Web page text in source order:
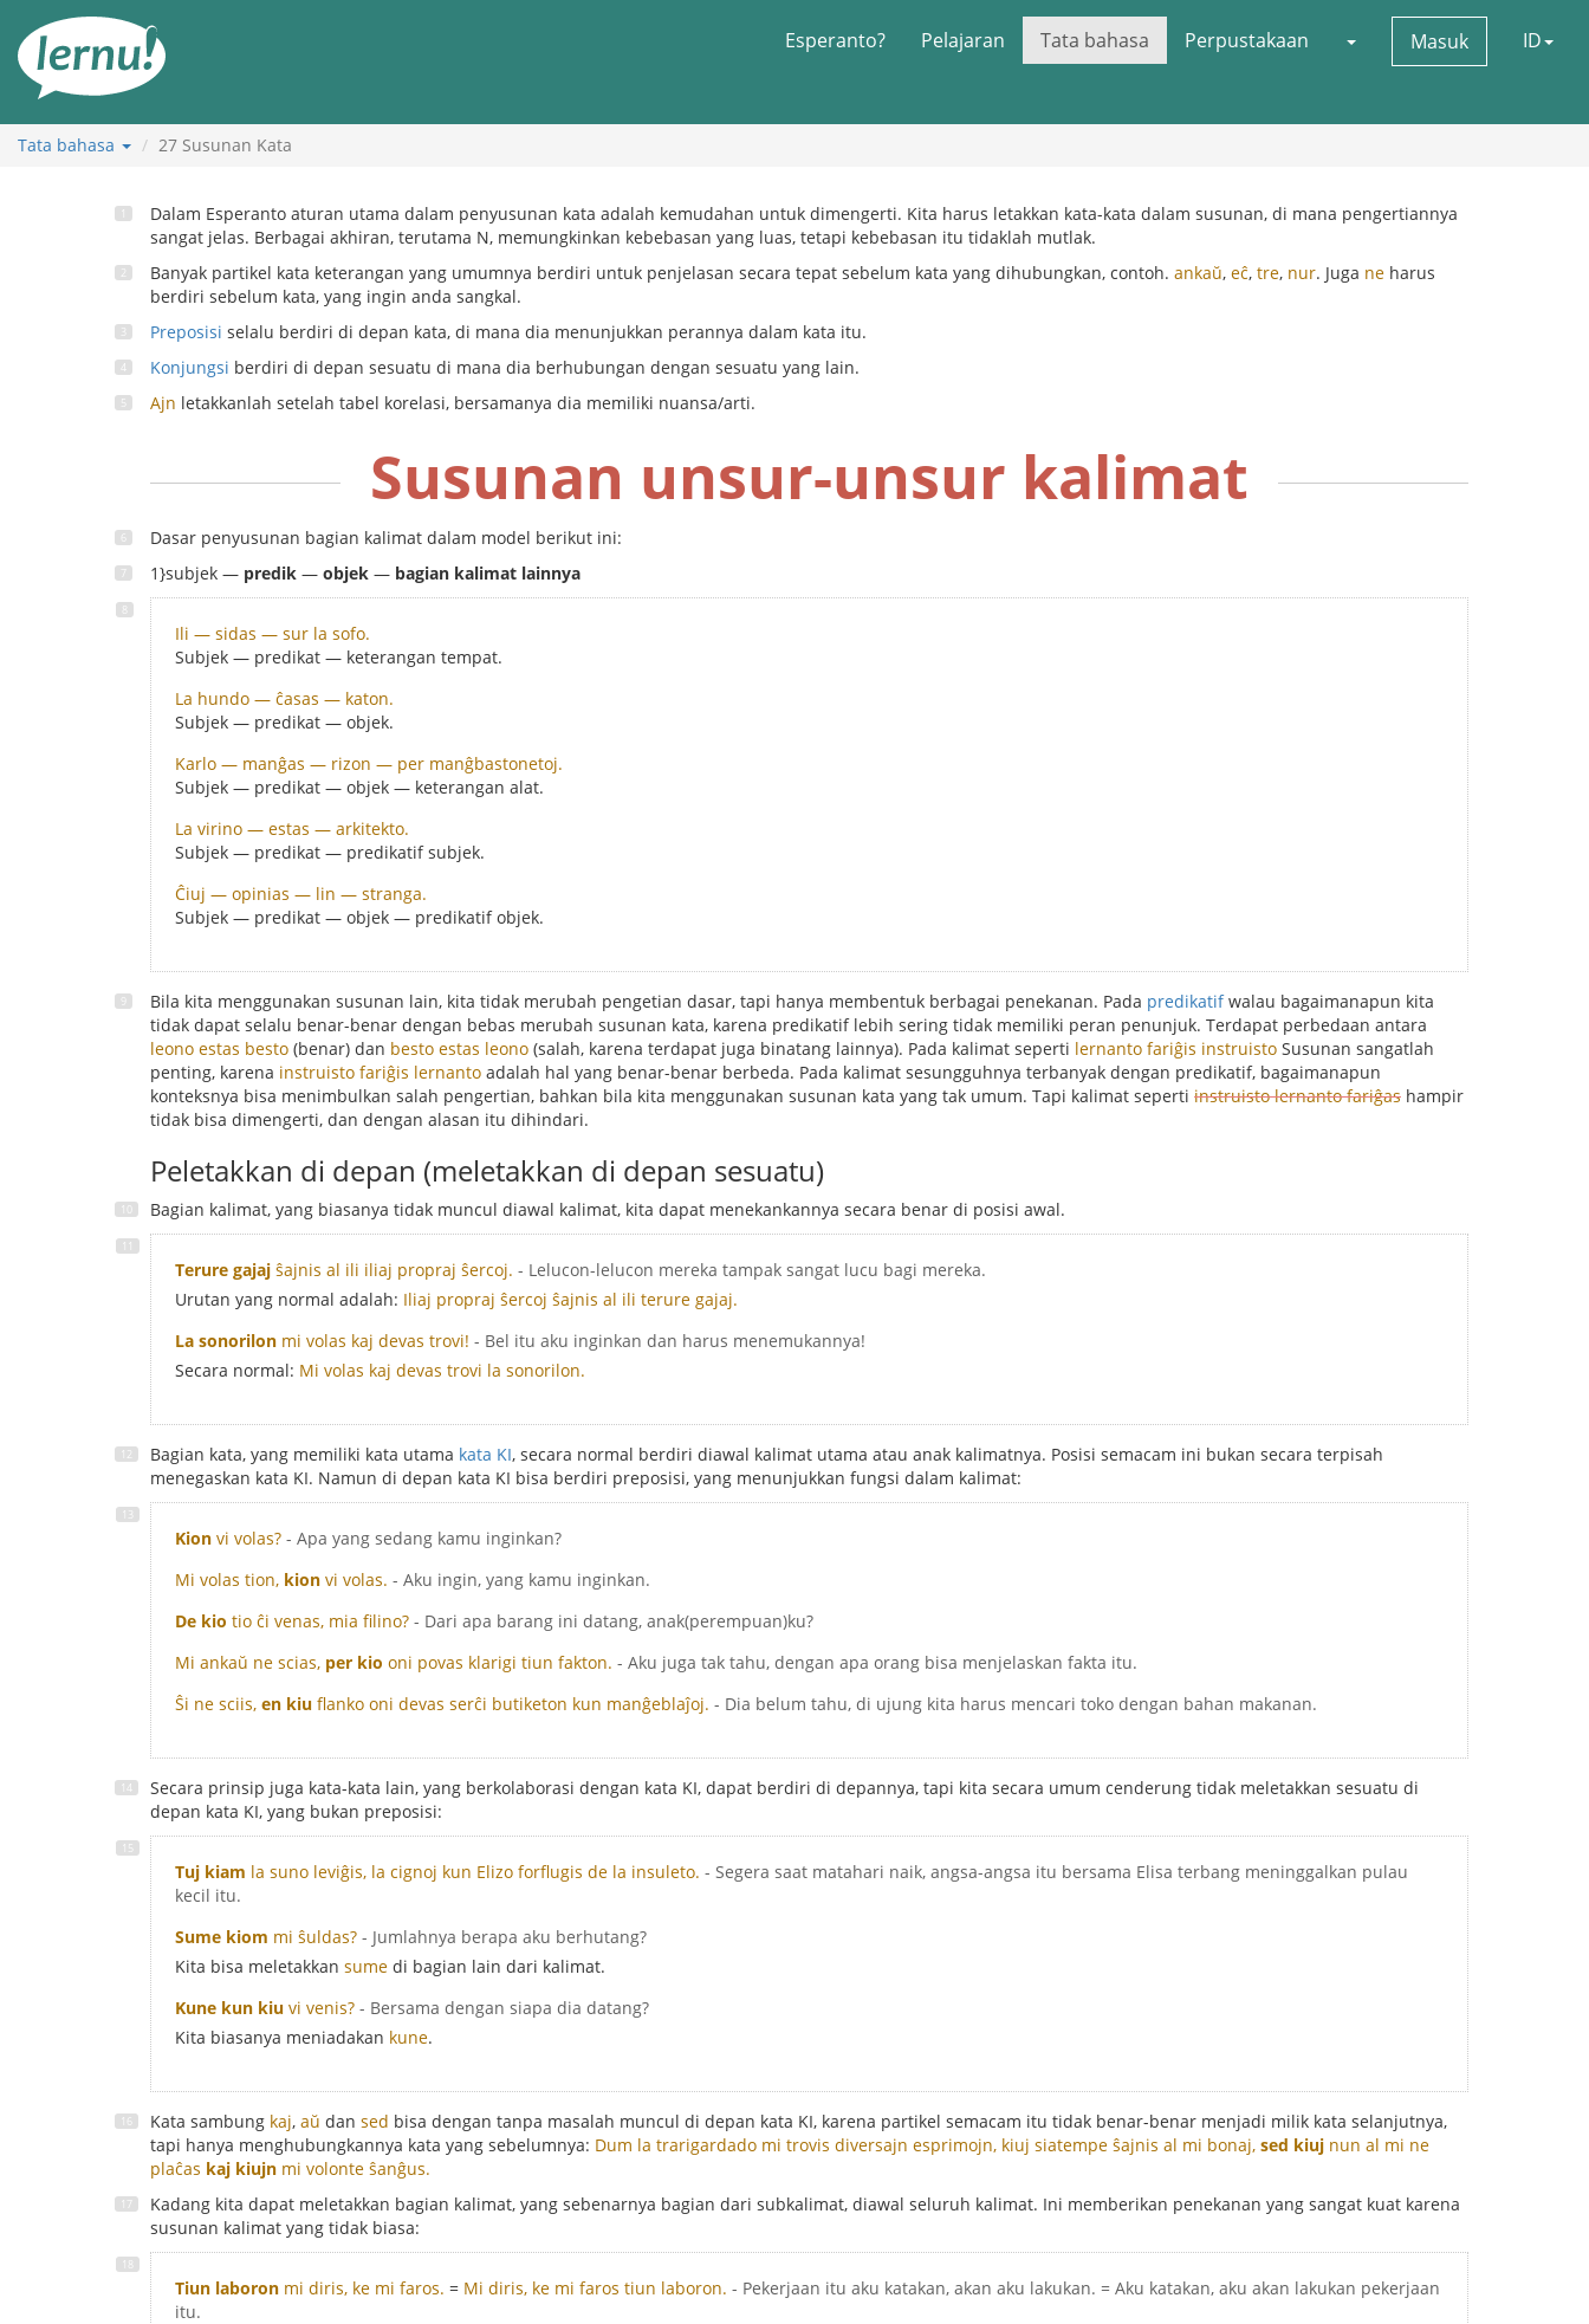
daftar
Esperanto? Pelajaran Tata bahasa Perpustakaan Masuk ID
Tata bahasa 27 Susunan Kata
Dalam Esperanto aturan utama dalam penyusunan kata adalah kemudahan untuk dimengerti. Kita harus letakkan kata-kata dalam susunan, di mana pengertiannya
sangat jelas. Berbagai akhiran, terutama N, memungkinkan kebebasan yang luas, tetapi kebebasan itu tidaklah mutlak.
Banyak partikel kata keterangan yang umumnya berdiri untuk penjelasan secara tepat sebelum kata yang dihubungkan, contoh. ankaŭ, eĉ, tre, nur. Juga ne harus
berdiri sebelum kata, yang ingin anda sangkal.
Preposisi selalu berdiri di depan kata, di mana dia menunjukkan perannya dalam kata itu.
Konjungsi berdiri di depan sesuatu di mana dia berhubungan dengan sesuatu yang lain.
Ajn letakkanlah setelah tabel korelasi, bersamanya dia memiliki nuansa/arti.
Susunan unsur-unsur kalimat
Dasar penyusunan bagian kalimat dalam model berikut ini:
1}subjek — predik — objek — bagian kalimat lainnya
Ili — sidas — sur la sofo.
Subjek — predikat — keterangan tempat.
La hundo — ĉasas — katon.
Subjek — predikat — objek.
Karlo — manĝas — rizon — per manĝbastonetoj.
Subjek — predikat — objek — keterangan alat.
La virino — estas — arkitekto.
Subjek — predikat — predikatif subjek.
Ĉiuj — opinias — lin — stranga.
Subjek — predikat — objek — predikatif objek.
Bila kita menggunakan susunan lain, kita tidak merubah pengetian dasar, tapi hanya membentuk berbagai penekanan. Pada predikatifwalau bagaimanapun kita
tidak dapat selalu benar-benar dengan bebas merubah susunan kata, karena predikatif lebih sering tidak memiliki peran penunjuk. Terdapat perbedaan antara
leono estas besto (benar) dan besto estas leono (salah, karena terdapat juga binatang lainnya). Pada kalimat seperti lernanto fariĝis instruisto Susunan sangatlah
penting, karena instruisto fariĝis lernanto adalah hal yang benar-benar berbeda. Pada kalimat sesungguhnya terbanyak dengan predikatif, bagaimanapun
konteksnya bisa menimbulkan salah pengertian, bahkan bila kita menggunakan susunan kata yang tak umum. Tapi kalimat seperti instruisto lernanto fariĝas hampir
tidak bisa dimengerti, dan dengan alasan itu dihindari.
Peletakkan di depan (meletakkan di depan sesuatu)
Bagian kalimat, yang biasanya tidak muncul diawal kalimat, kita dapat menekankannya secara benar di posisi awal.
Terure gajaj ŝajnis al ili iliaj propraj ŝercoj. - Lelucon-lelucon mereka tampak sangat lucu bagi mereka.
Urutan yang normal adalah: Iliaj propraj ŝercoj ŝajnis al ili terure gajaj.
La sonorilon mi volas kaj devas trovi! - Bel itu aku inginkan dan harus menemukannya!
Secara normal: Mi volas kaj devas trovi la sonorilon.
Bagian kata, yang memiliki kata utama kata KI, secara normal berdiri diawal kalimat utama atau anak kalimatnya. Posisi semacam ini bukan secara terpisah
menegaskan kata KI. Namun di depan kata KI bisa berdiri preposisi, yang menunjukkan fungsi dalam kalimat:
Kion vi volas? - Apa yang sedang kamu inginkan?
Mi volas tion, kion vi volas. - Aku ingin, yang kamu inginkan.
De kio tio ĉi venas, mia filino? - Dari apa barang ini datang, anak(perempuan)ku?
Mi ankaŭ ne scias, per kio oni povas klarigi tiun fakton. - Aku juga tak tahu, dengan apa orang bisa menjelaskan fakta itu.
Ŝi ne sciis, en kiu flanko oni devas serĉi butiketon kun manĝeblaĵoj. - Dia belum tahu, di ujung kita harus mencari toko dengan bahan makanan.
Secara prinsip juga kata-kata lain, yang berkolaborasi dengan kata KI, dapat berdiri di depannya, tapi kita secara umum cenderung tidak meletakkan sesuatu di
depan kata KI, yang bukan preposisi:
Tuj kiam la suno leviĝis, la cignoj kun Elizo forflugis de la insuleto. - Segera saat matahari naik, angsa-angsa itu bersama Elisa terbang meninggalkan pulau
kecil itu.
Sume kiom mi ŝuldas? - Jumlahnya berapa aku berhutang?
Kita bisa meletakkan sume di bagian lain dari kalimat.
Kune kun kiu vi venis? - Bersama dengan siapa dia datang?
Kita biasanya meniadakan kune.
Kata sambung kaj, aŭ dan sed bisa dengan tanpa masalah muncul di depan kata KI, karena partikel semacam itu tidak benar-benar menjadi milik kata selanjutnya,
tapi hanya menghubungkannya kata yang sebelumnya: Dum la trarigardado mi trovis diversajn esprimojn, kiuj siatempe ŝajnis al mi bonaj, sed kiuj nun al mi ne
plaĉas kaj kiujn mi volonte ŝanĝus.
Kadang kita dapat meletakkan bagian kalimat, yang sebenarnya bagian dari subkalimat, diawal seluruh kalimat. Ini memberikan penekanan yang sangat kuat karena
susunan kalimat yang tidak biasa:
Tiun laboron mi diris, ke mi faros. = Mi diris, ke mi faros tiun laboron. - Pekerjaan itu aku katakan, akan aku lakukan. = Aku katakan, aku akan lakukan pekerjaan
itu.